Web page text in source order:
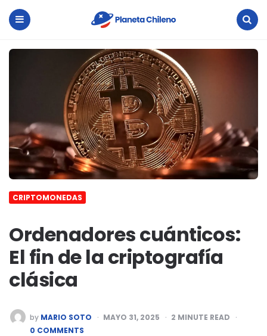
Planeta
Chileno
CRIPTOMONEDAS
Ordenadores cuánticos:
El fin de la criptografía
clásica
POSTED
BY
by MARIO SOTO MAYO 31, 2025 2 MINUTE READ
0 COMMENTS